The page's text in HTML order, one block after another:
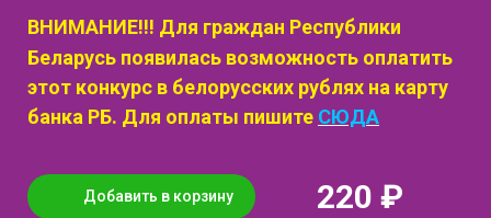
ВНИМАНИЕ!!! Для граждан Республики
Беларусь появилась возможность оплатить
этот конкурс в белорусских рублях на карту
банка РБ. Для оплаты пишите СЮДА
Добавить в корзину 220 ₽